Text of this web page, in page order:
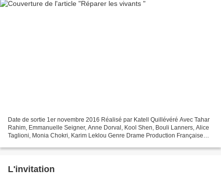
Date de sortie 1er novembre 2016 Réalisé par Katell Quillévéré Avec Tahar
Rahim, Emmanuelle Seigner, Anne Dorval, Kool Shen, Bouli Lanners, Alice
Taglioni, Monia Chokri, Karim Leklou Genre Drame Production Française
L'invitation